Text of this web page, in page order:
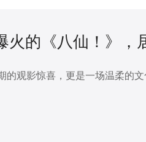
火的《八仙！》
的观影惊喜，更是一场温柔的